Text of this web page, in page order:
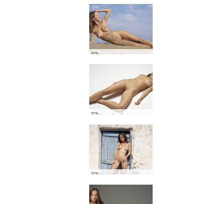
Natalia Seorang dewi wanita
Natalia Yang seksi di Santorini